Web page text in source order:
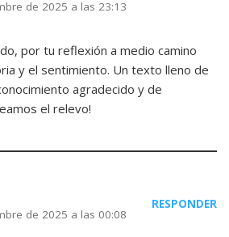
de 2025 a las 23:13
por tu reflexión a medio camino
y el sentimiento. Un texto lleno de
agradecido y de
el relevo!
de 2025 a las 00:08
RESPONDER